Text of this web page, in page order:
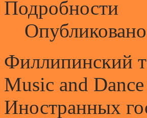
Подробности
Филлипинский
Musiс and
Иностранных